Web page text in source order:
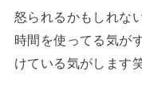
怒られるかもしれな
時間を使ってる気が
けている気がします